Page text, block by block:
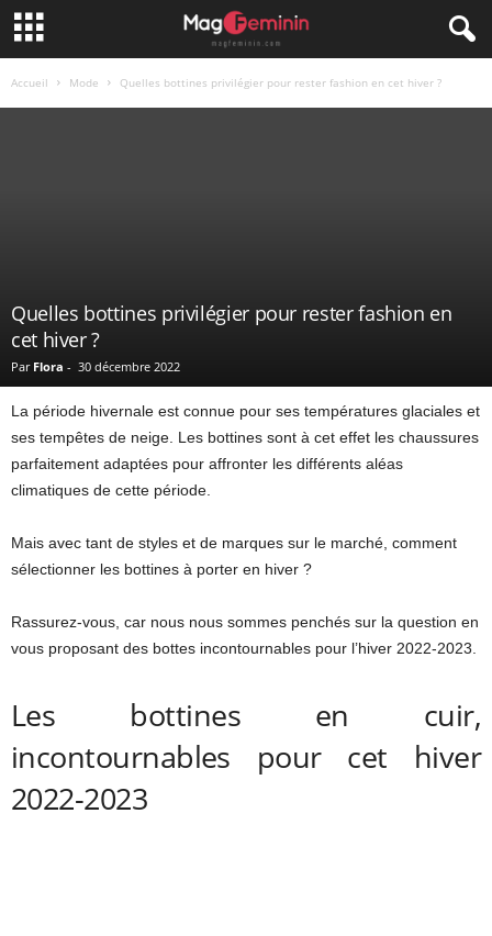
Accueil Mode Quelles bottines privilégier pour rester fashion en cet hiver ?
Quelles bottines privilégier pour rester fashion en
cet hiver ?
Par Flora - 30 décembre 2022
La période hivernale est connue pour ses températures glaciales et
ses tempêtes de neige. Les bottines sont à cet effet les chaussures
parfaitement adaptées pour affronter les différents aléas
climatiques de cette période.
Mais avec tant de styles et de marques sur le marché, comment
sélectionner les bottines à porter en hiver ?
Rassurez-vous, car nous nous sommes penchés sur la question en
vous proposant des bottes incontournables pour l’hiver 2022-2023.
Les bottines en cuir,
incontournables pour cet hiver
2022-2023